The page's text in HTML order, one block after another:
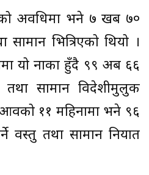
अवधिमा भने ७ खर्ब ७०
भित्रिएको थियो ।
यो नाका हुँदै ९९ अर्ब ६६
सामान विदेशीमुलुक
११ महिनामा भने ९६
वस्तु तथा सामान निर्यात